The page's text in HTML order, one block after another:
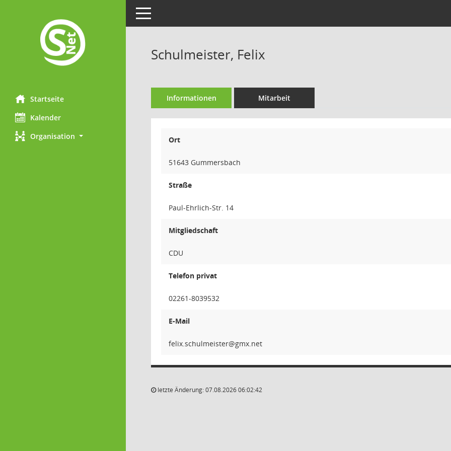
Startseite
Kalender
Organisation
Toggle navigation
Schulmeister, Felix
Informationen Mitarbeit
Ort
51643 Gummersbach
Straße
Paul-Ehrlich-Str. 14
Mitgliedschaft
CDU
Telefon privat
02261-8039532
E-Mail
retsiemlu
letzte Änderung: 07.08.2026 06:02:42